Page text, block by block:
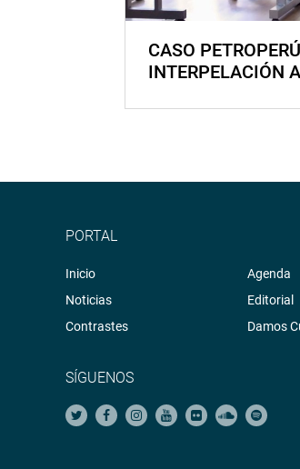
CASO
INTERPELACIÓN
PORTAL
Inicio
Noticias
Contrastes
Agenda
Editorial
Damos
SÍGUENOS